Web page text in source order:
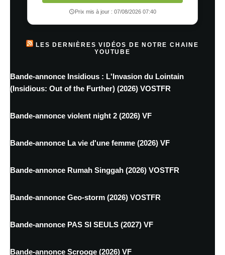
Prix mis à jour : 07/08/2026 07:40
LES DERNIÈRES VIDÉOS DE NOTRE CHAINE
YOUTUBE
Bande-annonce Insidious : L'Invasion du Lointain
(Insidious: Out of the Further) (2026) VOSTFR
Bande-annonce violent night 2 (2026) VF
Bande-annonce La vie d'une femme (2026) VF
Bande-annonce Rumah Singgah (2026) VOSTFR
Bande-annonce Geo-storm (2026) VOSTFR
Bande-annonce PAS SI SEULS (2027) VF
Bande-annonce Scrooge (2026) VF